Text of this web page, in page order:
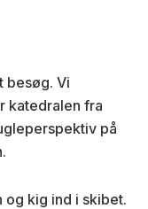
besøg. Vi
katedralen fra
på
kig ind i skibet.